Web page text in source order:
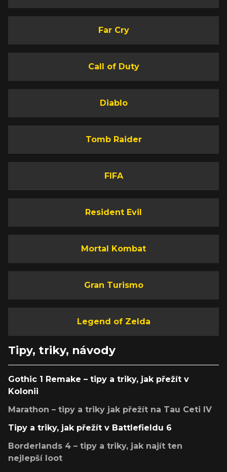
Far Cry
Call of Duty
Diablo
Tomb Raider
FIFA
Resident Evil
Mortal Kombat
Gran Turismo
Legend of Zelda
Tipy, triky, návody
Gothic 1 Remake – tipy a triky, jak přežít v
Kolonii
Marathon – tipy a triky jak přežít na Tau Ceti IV
Tipy a triky, jak přežít v Battlefieldu 6
Borderlands 4 – tipy a triky, jak najít ten
nejlepší loot